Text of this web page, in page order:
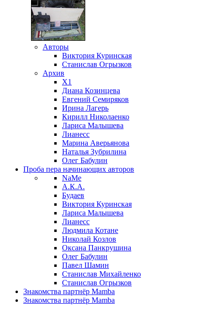
Авторы
Виктория Куринская
Станислав Огрызков
Архив
X1
Диана Козинцева
Евгений Семиряков
Ирина Лагерь
Кирилл Николаенко
Лариса Малышева
Лианесс
Марина Аверьянова
Наталья Зубрилина
Олег Бабулин
Проба пера начинающих авторов
NaMe
А.К.А.
Будаев
Виктория Куринская
Лариса Малышева
Лианесс
Людмила Котане
Николай Козлов
Оксана Панкрушина
Олег Бабулин
Павел Шамин
Станислав Михайленко
Станислав Огрызков
Знакомства партнёр Mamba
Знакомства партнёр Mamba